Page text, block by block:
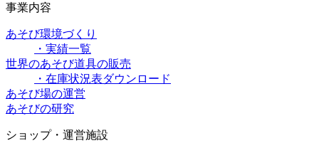
事業内容
あそび環境づくり
・実績一覧
世界のあそび道具の販売
・在庫状況表ダウンロード
あそび場の運営
あそびの研究
ショップ・運営施設